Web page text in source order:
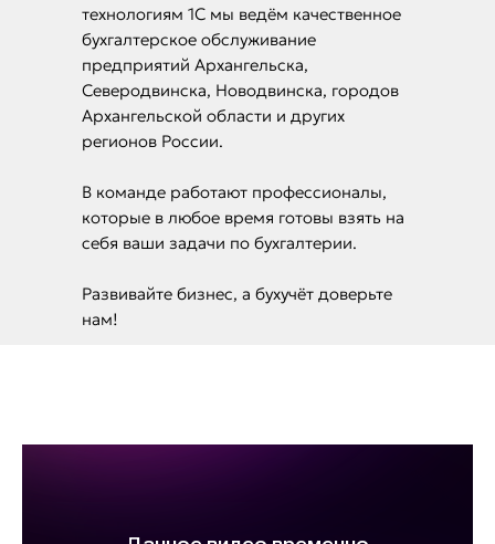
технологиям 1С мы ведём качественное
бухгалтерское обслуживание
предприятий Архангельска,
Северодвинска, Новодвинска, городов
Архангельской области и других
регионов России.
В команде работают профессионалы,
которые в любое время готовы взять на
себя ваши задачи по бухгалтерии.
Развивайте бизнес, а бухучёт доверьте
нам!